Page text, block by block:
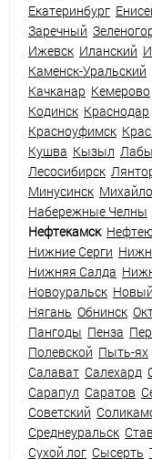
Екатеринбург
Заречный
Ижевск Иланский
Каменск-Уральский
Качканар Кемерово
Кодинск Краснодар
Красноуфимск
Кушва Кызыл
Лесосибирск
Минусинск
Набережные Челны
Нефтекамск
Нижние Серги
Нижняя Салда
Новоуральск
Нягань Обнинск
Пангоды Пенза
Полевской Пыть-ях
Салават Салехард
Сарапул Саратов
Советский
Среднеуральск
Сухой лог Сысерть